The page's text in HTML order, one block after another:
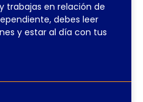
trabajas en relación de
debes leer
y estar al día con tus